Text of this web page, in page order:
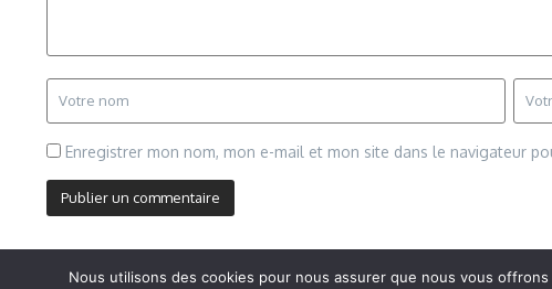
Enregistrer mon nom, mon e-mail et mon site dans le navigateur
Nous utilisons des cookies pour nous assurer que nous vous